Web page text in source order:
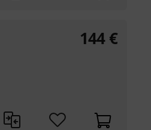
144 €